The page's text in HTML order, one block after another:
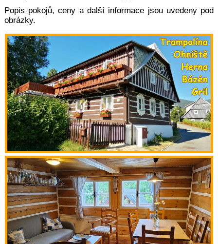
Popis pokojů, ceny a další informace jsou uvedeny pod
obrázky.